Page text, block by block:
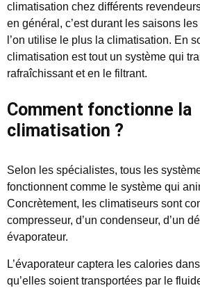
climatisation chez différents
en général, c’est durant les saisons
l’on utilise le plus la climatisation. En
climatisation est tout un système qui
rafraîchissant et en le filtrant.
Comment fonctionne la
climatisation ?
Selon les spécialistes, tous les
fonctionnent comme le système qui
Concrètement, les climatiseurs sont
compresseur, d’un condenseur, d’un
évaporateur.
L’évaporateur captera les calories
qu’elles soient transportées par le